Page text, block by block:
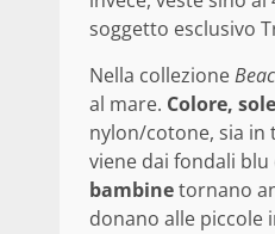
soggetto esclusivo
Nella collezione
al mare. Colore,
nylon/cotone, sia in
viene dai fondali
bambinetornano
donano alle piccole